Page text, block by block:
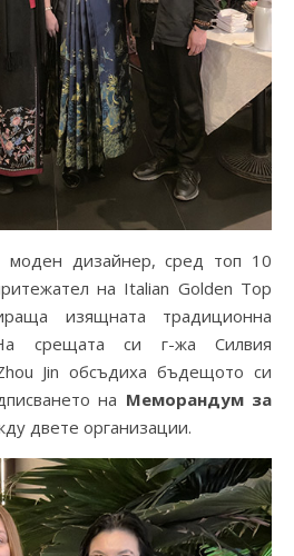
моден дизайнер, сред топ 10
на Italian Golden Top
изящната традиционна
На срещата си г-жа Силвия
Jin обсъдиха бъдещото си
на Меморандум за
двете организации.